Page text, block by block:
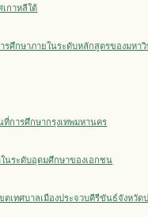
กาหลีใต้
รศึกษาภายในระดับหลักสูตรของมห
การศึกษากรุงเทพมหานคร
นระดับอุดมศึกษาของเอกชน
เทศบาลเมืองประจวบคีรีขันธ์จังหวัด